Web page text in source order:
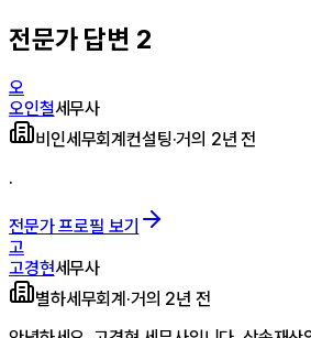
전문가 답변 2
오
오인철세무사
비인세무회계컨설팅·거의 2년 전
.
전문가 프로필 보기
고
고경현세무사
별하세무회계 ·거의 2년 전